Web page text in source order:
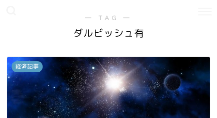
― TAG ―
ダルビッシュ有
経済記事